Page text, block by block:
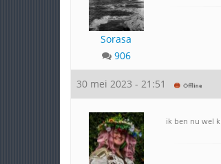
Sorasa
906
30 mei 2023 - 21:51
ik ben nu wel